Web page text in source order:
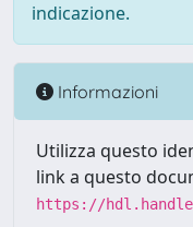
indicazione.
Informazioni
Utilizza questo
link a questo
https://